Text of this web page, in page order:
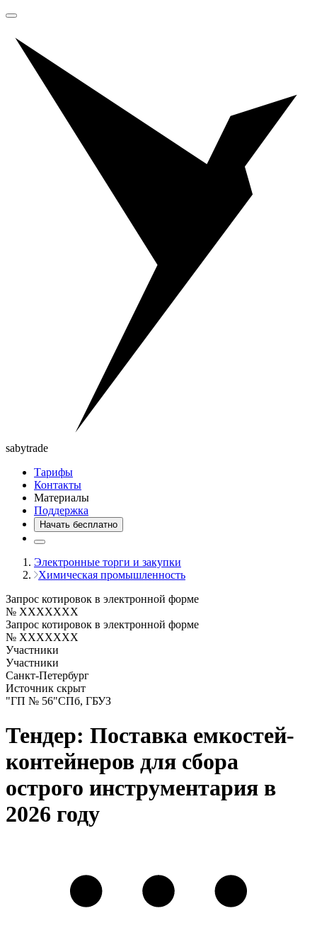
sabytrade
Тарифы
Контакты
Материалы
Поддержка
Начать бесплатно
Электронные торги и закупки
Химическая промышленность
Запрос котировок в электронной форме
№ XXXXXXX
Запрос котировок в электронной форме
№ XXXXXXX
Участники
Участники
Санкт-Петербург
Источник скрыт
"ГП № 56"СПб, ГБУЗ
Тендер: Поставка емкостей-
контейнеров для сбора
острого инструментария в
2026 году